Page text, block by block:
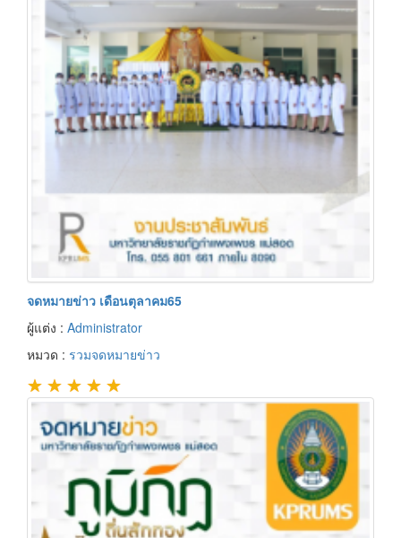
จดหมายข่าว เดือนตุลาคม65
ผู้แต่ง : Administrator
หมวด : รวมจดหมายข่าว
★ ★ ★ ★ ★